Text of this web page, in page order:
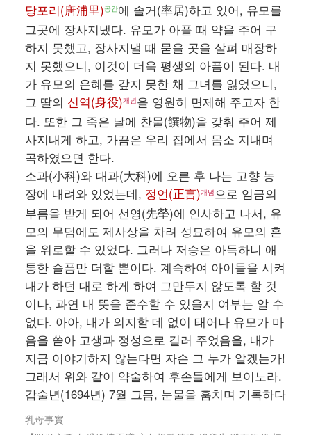
당포리(唐浦里)공간에 솔거(率居)하고 있어, 유모를
그곳에 장사지냈다. 유모가 아플 때 약을 주어 구
하지 못했고, 장사지낼 때 묻을 곳을 살펴 매장하
지 못했으니, 이것이 더욱 평생의 아픔이 된다. 내
가 유모의 은혜를 갚지 못한 채 그녀를 잃었으니,
그 딸의 신역(身役)개념을 영원히 면제해 주고자 한
다. 또한 그 죽은 날에 찬물(饌物)을 갖춰 주어 제
사지내게 하고, 가끔은 우리 집에서 몸소 지내며
곡하였으면 한다.
소과(小科)와 대과(大科)에 오른 후 나는 고향 농
장에 내려와 있었는데, 정언(正言)개념으로 임금의
부름을 받게 되어 선영(先塋)에 인사하고 나서, 유
모의 무덤에도 제사상을 차려 성묘하여 유모의 혼
을 위로할 수 있었다. 그러나 저승은 아득하니 애
통한 슬픔만 더할 뿐이다. 계속하여 아이들을 시켜
내가 하던 대로 하게 하여 그만두지 않도록 할 것
이나, 과연 내 뜻을 준수할 수 있을지 여부는 알 수
없다. 아아, 내가 의지할 데 없이 태어나 유모가 마
음을 쏟아 고생과 정성으로 길러 주었음을, 내가
지금 이야기하지 않는다면 자손 그 누가 알겠는가!
그래서 위와 같이 약술하여 후손들에게 보이노라.
갑술년(1694년) 7월 그믐, 눈물을 훔치며 기록하다
乳母事實